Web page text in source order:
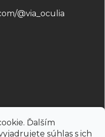
Ďalším
súhlas s ich
@via_oculia